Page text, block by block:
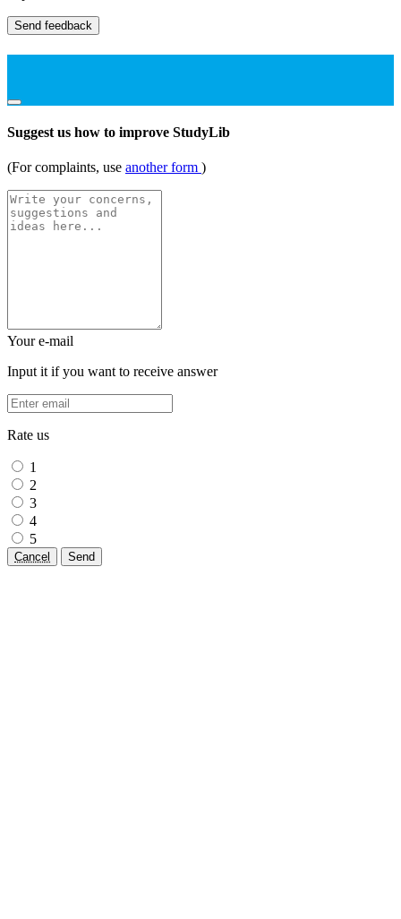
Send feedback
Suggest us how to improve StudyLib
(For complaints, use another form )
Your e-mail
Input it if you want to receive answer
Rate us
1
2
3
4
5
Cancel Send